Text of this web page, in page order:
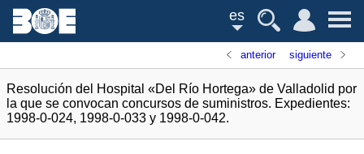
es
anterior siguiente
Resolución del Hospital «Del Río Hortega» de Valladolid por
la que se convocan concursos de suministros. Expedientes:
1998-0-024, 1998-0-033 y 1998-0-042.